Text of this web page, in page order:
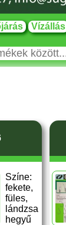
Vízállás
Színe:
fekete,
füles,
lándzsa
hegyű